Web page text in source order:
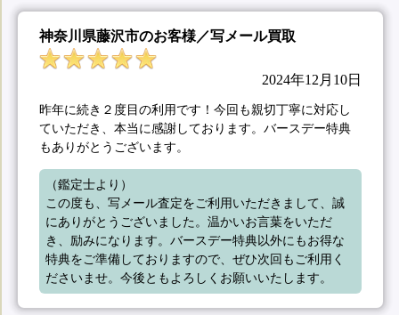
神奈川県藤沢市のお客様／写メール買取
2024年12月10日
昨年に続き２度目の利用です！今回も親切丁寧に対応し
ていただき、本当に感謝しております。バースデー特典
もありがとうございます。
（鑑定士より）
この度も、写メール査定をご利用いただきまして、誠
にありがとうございました。温かいお言葉をいただ
き、励みになります。バースデー特典以外にもお得な
特典をご準備しておりますので、ぜひ次回もご利用く
ださいませ。今後ともよろしくお願いいたします。